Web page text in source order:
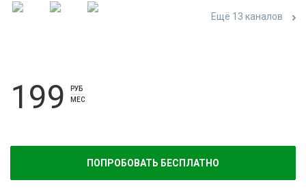
Ещё 13 каналов
199
РУБ
МЕС
ПОПРОБОВАТЬ БЕСПЛАТНО